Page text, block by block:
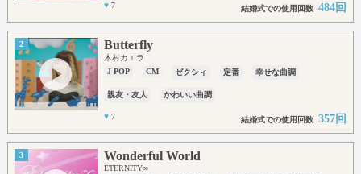
♥ 7 結婚式での使用回数 484回
2 Butterfly
木村カエラ
J-POP
CM ゼクシィ 定番 幸せな曲調
親友・友人 かわいい曲調
♥ 7 結婚式での使用回数 357回
3 Wonderful World
ETERNITY∞